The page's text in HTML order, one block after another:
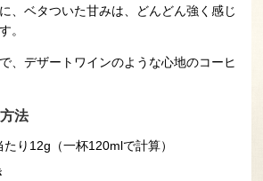
、ベタついた甘みは、どんどん強く感じ
。
、デザートワインのような心地のコーヒ
法
り12g（一杯120mlで計算）